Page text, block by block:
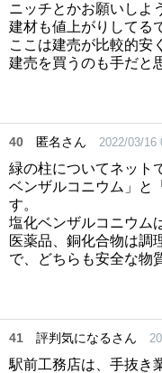
ニッチとかお願いしよ
建材も値上がりしてる
ここは建売が比較的安
建売を買うのも手だと
40 匿名さん 2022/03/16
緑の柱についてネット
ベンザルコニウム」と
す。
塩化ベンザルコニウム
医薬品、銅化合物は調
で、どちらも安全な物
41 評判気になるさん
駅前工務店は、手抜き